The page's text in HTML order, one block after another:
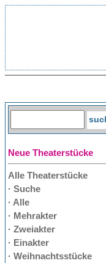
Neue Theaterstücke
Alle Theaterstücke
· Suche
· Alle
· Mehrakter
· Zweiakter
· Einakter
· Weihnachtsstücke